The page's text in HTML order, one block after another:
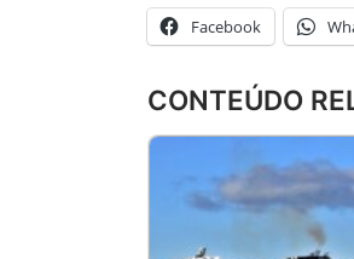
Facebook
CONTEÚDO